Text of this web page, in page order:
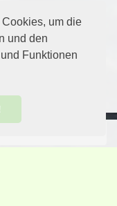
um die
und den
Funktionen